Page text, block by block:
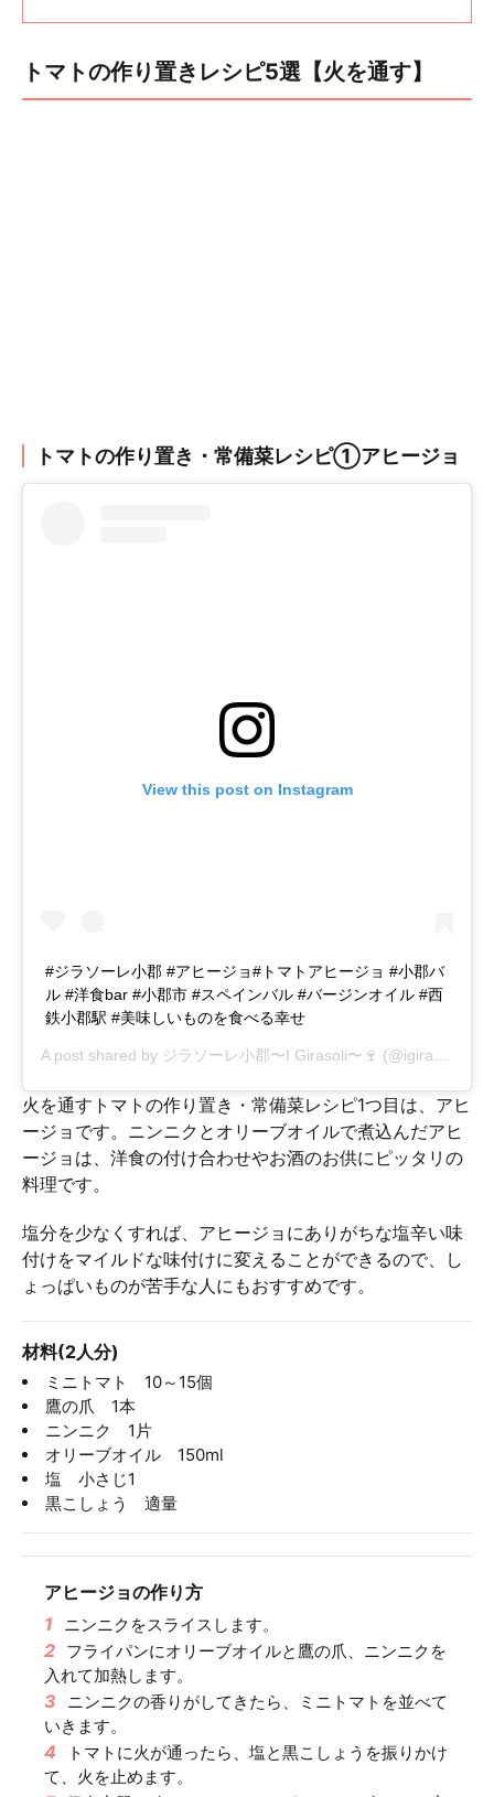
トマトの作り置きレシピ5選【火を通す】
トマトの作り置き・常備菜レシピ①アヒージョ
View this post on Instagram
#ジラソーレ小郡 #アヒージョ#トマトアヒージョ #小郡バ
ル #洋食bar #小郡市 #スペインバル #バージンオイル #西
鉄小郡駅 #美味しいものを食べる幸せ
A post shared by ジラソーレ小郡〜I Girasoli〜🍷 (@igirasoli.ogoori) on
火を通すトマトの作り置き・常備菜レシピ1つ目は、アヒ
ージョです。ニンニクとオリーブオイルで煮込んだアヒ
ージョは、洋食の付け合わせやお酒のお供にピッタリの
料理です。
塩分を少なくすれば、アヒージョにありがちな塩辛い味
付けをマイルドな味付けに変えることができるので、し
ょっぱいものが苦手な人にもおすすめです。
材料(2人分)
ミニトマト 10～15個
鷹の爪 1本
ニンニク 1片
オリーブオイル 150ml
塩 小さじ1
黒こしょう 適量
アヒージョの作り方
1
ニンニクをスライスします。
2 フライパンにオリーブオイルと鷹の爪、ニンニクを
入れて加熱します。
3
ニンニクの香りがしてきたら、ミニトマトを並べて
いきます。
4
トマトに火が通ったら、塩と黒こしょうを振りかけ
て、火を止めます。